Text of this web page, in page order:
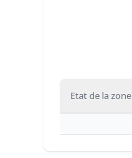
Etat de la zone